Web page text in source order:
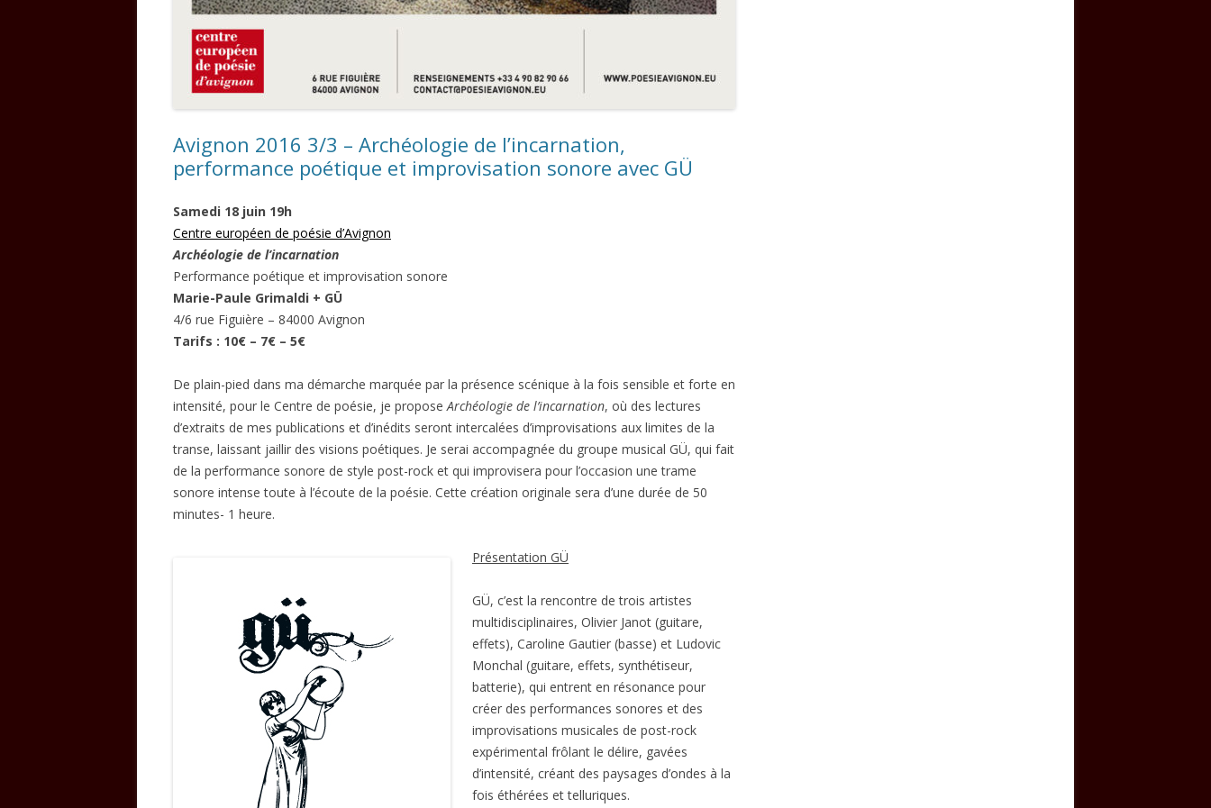
Avignon 2016 3/3 – Archéologie de l’incarnation,
performance poétique et improvisation sonore avec GÜ
Samedi 18 juin 19h
Centre européen de poésie d’Avignon
Archéologie de l’incarnation
Performance poétique et improvisation sonore
Marie-Paule Grimaldi + GÜ
4/6 rue Figuière – 84000 Avignon
Tarifs : 10€ – 7€ – 5€
De plain-pied dans ma démarche marquée par la présence scénique à la fois sensible et forte en
intensité, pour le Centre de poésie, je proposeArchéologie de l’incarnation, où des lectures
d’extraits de mes publications et d’inédits seront intercalées d’improvisations aux limites de la
transe, laissant jaillir des visions poétiques. Je serai accompagnée du groupe musical GÜ, qui fait
de la performance sonore de style post-rock et qui improvisera pour l’occasion une trame
sonore intense toute à l’écoute de la poésie. Cette création originale sera d’une durée de 50
minutes- 1 heure.
Présentation GÜ
GÜ, c’est la rencontre de trois artistes
multidisciplinaires, Olivier Janot (guitare,
effets), Caroline Gautier (basse) et Ludovic
Monchal (guitare, effets, synthétiseur,
batterie), qui entrent en résonance pour
créer des performances sonores et des
improvisations musicales de post-rock
expérimental frôlant le délire, gavées
d’intensité, créant des paysages d’ondes à la
fois éthérées et telluriques.